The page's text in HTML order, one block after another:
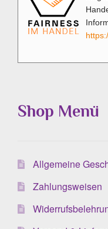
Shop Menü
Allgemeine
Zahlungsweisen